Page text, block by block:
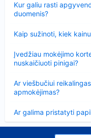
Kur galiu rasti
duomenis?
Kaip sužinoti, kiek
Įvedžiau mokėjimo
nuskaičiuoti pinigai?
Ar viešbučiui
apmokėjimas?
Ar galima pristatyti